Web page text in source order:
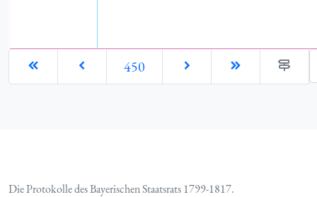
450
Die Protokolle des Bayerischen Staatsrats 1799-1817.